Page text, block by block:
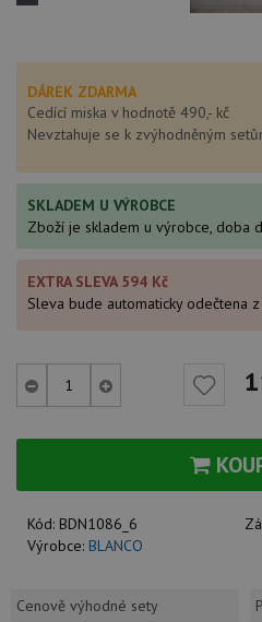
DÁREK ZDARMA
Cedící miska v hodnotě 490,- kč
Nevztahuje se k zvýhodněným
SKLADEM U VÝROBCE
Zboží je skladem u výrobce, doba
EXTRA SLEVA 594 Kč
Sleva bude automaticky odečtena z
Kód: BDN1086_6
Výrobce: BLANCO
Cenově výhodné sety